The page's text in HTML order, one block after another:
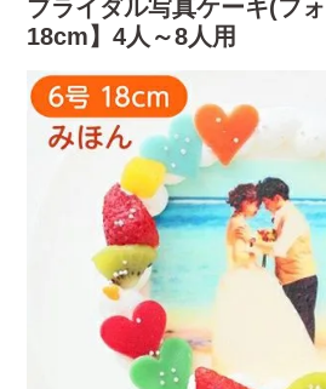
ブライダル写真ケーキ(フ
18cm】4人～8人用